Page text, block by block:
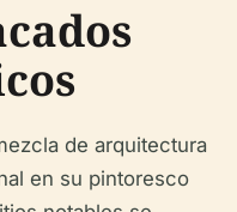
de arquitectura
en su pintoresco